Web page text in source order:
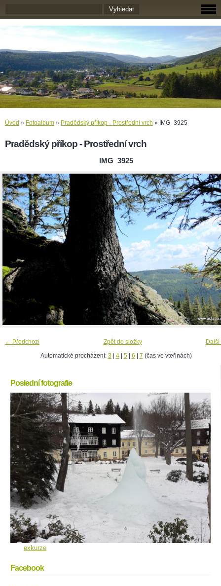
Úvod » Fotoalbum » Pradědský příkop - Prostřední vrch » IMG_3925
Pradědský příkop - Prostřední vrch
IMG_3925
← Předchozí
Zpět do složky
Automatické procházení: 3| 4| 5| 6 7 (čas ve vteřinách)
Poslední fotografie
exkurze
Facebook